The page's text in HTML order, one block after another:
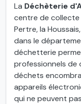
La Déchèterie
centre de
Pertre, la
dans le
déchetterie
professionnels de
déchets
appareils
qui ne peuvent